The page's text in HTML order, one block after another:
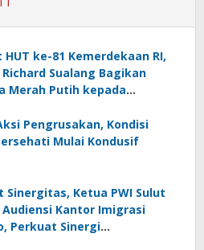
HUT ke-81 Kemerdekaan RI,
Sualang Bagikan
Merah Putih kepada
Pengrusakan, Kondisi
Mulai Kondusif
Sinergitas, Ketua PWI Sulut
Kantor Imigrasi
Perkuat Sinergi